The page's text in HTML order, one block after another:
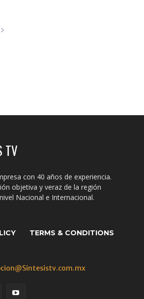
TV
con 40 años de experiencia.
objetiva y veraz de la región
Nacional e Internacional.
TERMS & CONDITIONS